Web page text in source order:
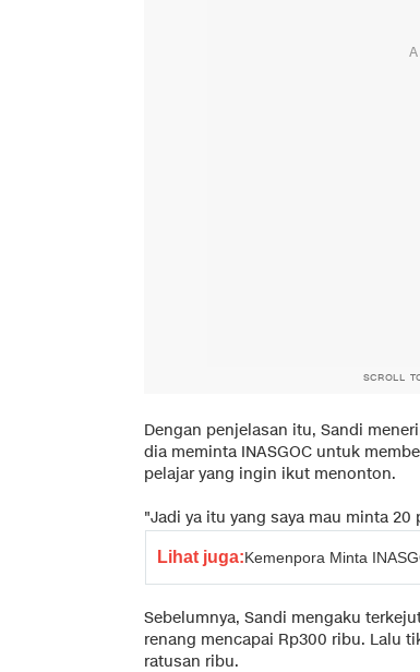
SCROLL
Dengan penjelasan itu, Sandi
dia meminta INASGOC untuk
pelajar yang ingin ikut menonton.
"Jadi ya itu yang saya mau minta
Lihat juga:Kemenpora Minta
Sebelumnya, Sandi mengaku
renang mencapai Rp300 ribu. Lalu
ratusan ribu.